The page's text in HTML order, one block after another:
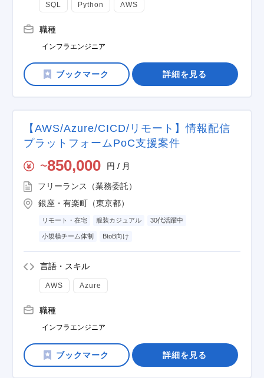
SQL Python AWS
職種
インフラエンジニア
詳細を見る
【AWS/Azure/CICD/リモート】情報配信
プラットフォームPoC支援案件
〜850,000 円 / 月
フリーランス（業務委託）
銀座・有楽町（東京都）
リモート・在宅 服装カジュアル 30代活躍中
小規模チーム体制 BtoB向け
言語・スキル
AWS Azure
職種
インフラエンジニア
詳細を見る